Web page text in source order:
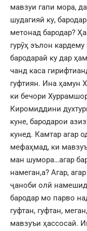
мавзуи гапи мора,
шудагияй ку,
метонад бародар?
гурӯҳ эълон
бародарай ку дар
чанд каса
гуфтиян. Ина ҳамун
ки бечори
Киромиддини
куне, бародарои
кунед. Камтар агар
мефаҳмад, ки
ман шумора…агар
намеган,а? Агар,
ҷаноби олӣ
бародар мо парво
гуфтан, гуфтан,
мавзуъи ҳассосай.